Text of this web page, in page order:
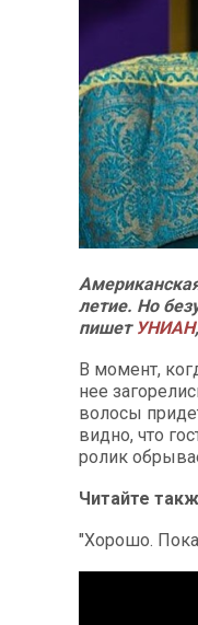
летие. Но
пишет УНИАН
В момент,
нее
волосы
видно, что
ролик
Читайте
"Хорошо. Пока